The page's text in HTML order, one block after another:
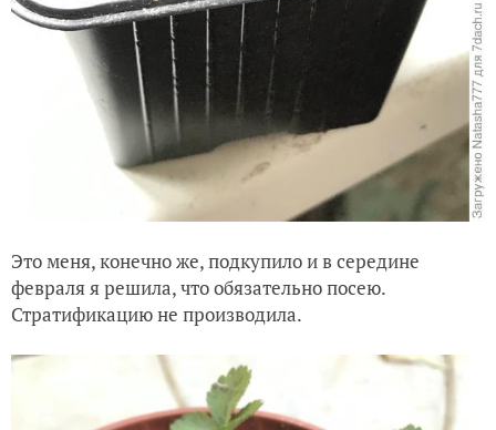
Это меня, конечно же, подкупило и в середине
февраля я решила, что обязательно посею.
Стратификацию не производила.